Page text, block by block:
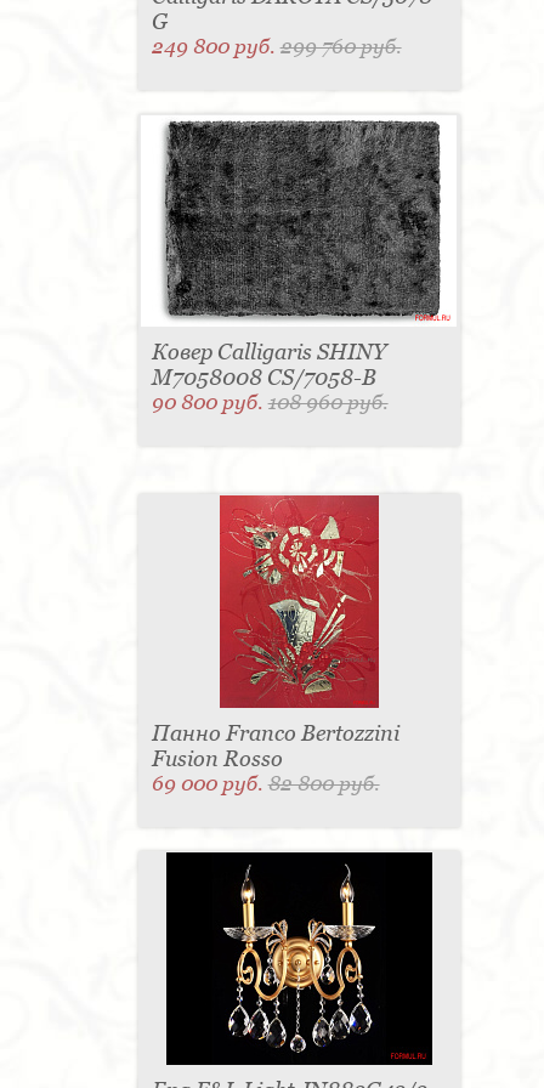
G
249 800 руб.299 760 руб.
Ковер Calligaris SHINY
M7058008 CS/7058-B
90 800 руб.108 960 руб.
Панно Franco Bertozzini
Fusion Rosso
69 000 руб.82 800 руб.